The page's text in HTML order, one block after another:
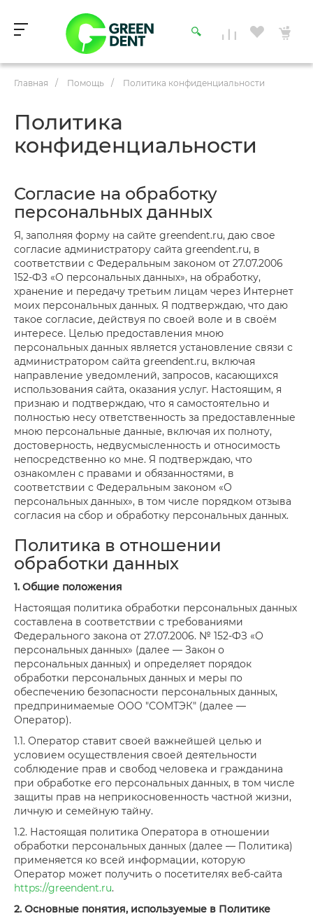
Главная / Помощь / Политика конфиденциальности
Политика
конфиденциальности
Согласие на обработку
персональных данных
Я, заполняя форму на сайте greendent.ru, даю свое
согласие администратору сайта greendent.ru, в
соответствии с Федеральным законом от 27.07.2006
152-ФЗ «О персональных данных», на обработку,
хранение и передачу третьим лицам через Интернет
моих персональных данных. Я подтверждаю, что даю
такое согласие, действуя по своей воле и в своём
интересе. Целью предоставления мною
персональных данных является установление связи с
администратором сайта greendent.ru, включая
направление уведомлений, запросов, касающихся
использования сайта, оказания услуг. Настоящим, я
признаю и подтверждаю, что я самостоятельно и
полностью несу ответственность за предоставленные
мною персональные данные, включая их полноту,
достоверность, недвусмысленность и относимость
непосредственно ко мне. Я подтверждаю, что
ознакомлен с правами и обязанностями, в
соответствии с Федеральным законом «О
персональных данных», в том числе порядком отзыва
согласия на сбор и обработку персональных данных.
Политика в отношении
обработки данных
1. Общие положения
Настоящая политика обработки персональных данных
составлена в соответствии с требованиями
Федерального закона от 27.07.2006. № 152-ФЗ «О
персональных данных» (далее — Закон о
персональных данных) и определяет порядок
обработки персональных данных и меры по
обеспечению безопасности персональных данных,
предпринимаемые ООО "СОМТЭК" (далее —
Оператор).
1.1. Оператор ставит своей важнейшей целью и
условием осуществления своей деятельности
соблюдение прав и свобод человека и гражданина
при обработке его персональных данных, в том числе
защиты прав на неприкосновенность частной жизни,
личную и семейную тайну.
1.2. Настоящая политика Оператора в отношении
обработки персональных данных (далее — Политика)
применяется ко всей информации, которую
Оператор может получить о посетителях веб-сайта
https://greendent.ru.
2. Основные понятия, используемые в Политике